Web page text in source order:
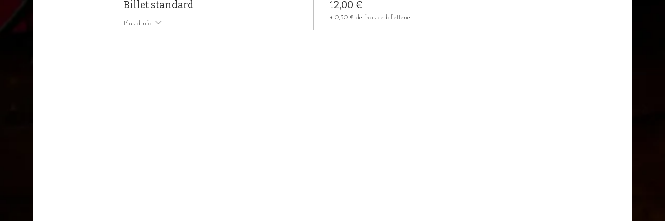
Billet standard
Plus d'info
12,00 €
+ 0,30 € de frais de billetterie